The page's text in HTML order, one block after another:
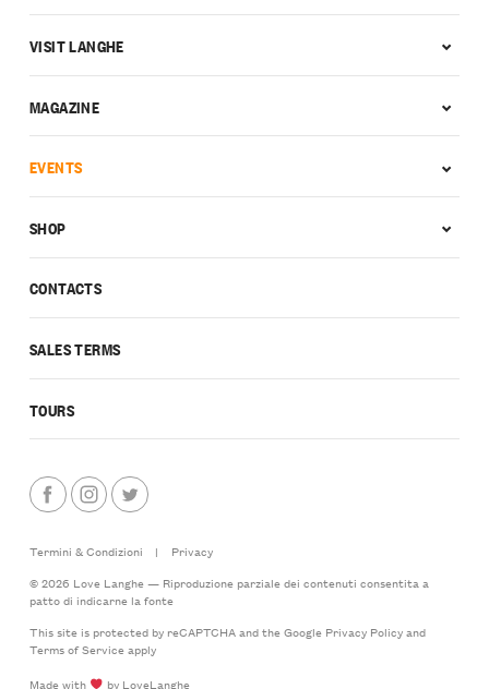
CONTACTS
SALES TERMS
TOURS
VISIT LANGHE
MAGAZINE
EVENTS
SHOP
Termini & Condizioni |
Privacy
© 2026 Love Langhe — Riproduzione parziale dei contenuti consentita a
patto di indicarne la fonte
This site is protected by reCAPTCHA and the Google Privacy Policyand
Terms of Serviceapply
Made with
by LoveLanghe